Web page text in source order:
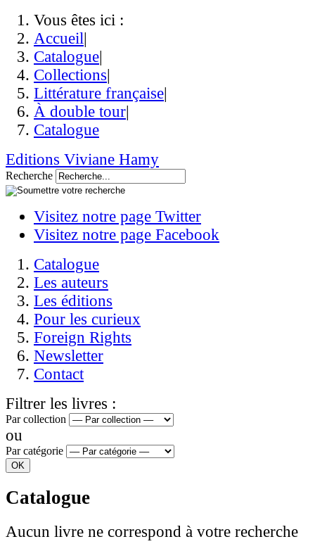
Vous êtes ici :
Accueil|
Catalogue|
Collections|
Littérature française|
À double tour|
Catalogue
Editions Viviane Hamy
Recherche
Visitez notre page Twitter
Visitez notre page Facebook
Catalogue
Les auteurs
Les éditions
Pour les curieux
Foreign Rights
Newsletter
Contact
Filtrer les livres :
Par collection
ou
Par catégorie
Catalogue
Aucun livre ne correspond à votre recherche